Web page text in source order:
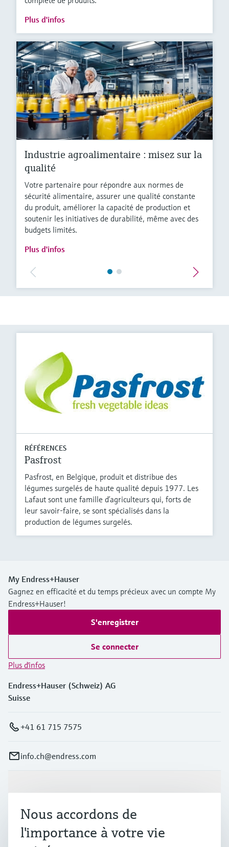
Plus d'infos
Industrie agroalimentaire : misez sur la
qualité
Votre partenaire pour répondre aux normes de
sécurité alimentaire, assurer une qualité constante
du produit, améliorer la capacité de production et
soutenir les initiatives de durabilité, même avec des
budgets limités.
Plus d'infos
RÉFÉRENCES
Pasfrost
Pasfrost, en Belgique, produit et distribue des
légumes surgelés de haute qualité depuis 1977. Les
Lafaut sont une famille d’agriculteurs qui, forts de
leur savoir-faire, se sont spécialisés dans la
production de légumes surgelés.
My Endress+Hauser
Gagnez en efficacité et du temps précieux avec un compte My
Endress+Hauser!
S'enregistrer
Se connecter
Plus d'infos
Endress+Hauser (Schweiz) AG
Suisse
+41 61 715 7575
info.ch@endress.com
Industries
Nous accordons de
l'importance à votre vie